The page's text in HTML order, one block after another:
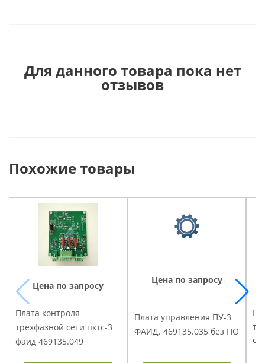
Для данного товара пока нет
отзывов
Похожие товары
Цена по запросу
Плата контроля
трехфазной сети пктс-3
фаид 469135.049
Цена по запросу
Плата управления ПУ-3
ФАИД. 469135.035 без ПО